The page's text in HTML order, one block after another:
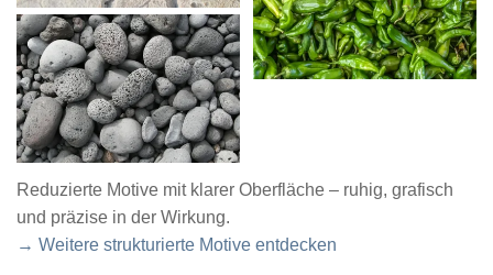
Reduzierte Motive mit klarer Oberfläche – ruhig, grafisch
und präzise in der Wirkung.
→ Weitere strukturierte Motive entdecken